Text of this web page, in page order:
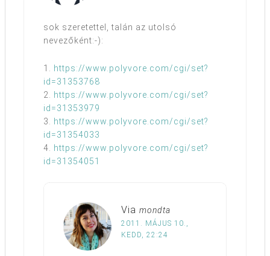
sok szeretettel, talán az utolsó
nevezőként:-):
1.
https://www.polyvore.com/cgi/set?
id=31353768
2.
https://www.polyvore.com/cgi/set?
id=31353979
3.
https://www.polyvore.com/cgi/set?
id=31354033
4.
https://www.polyvore.com/cgi/set?
id=31354051
Via mondta
2011. MÁJUS 10.,
KEDD, 22:24